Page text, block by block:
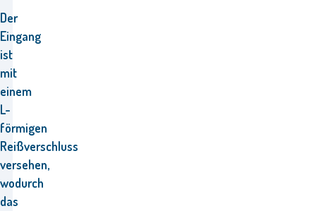
Der
Eingang
ist
mit
einem
L-
förmigen
Reißverschluss
versehen,
wodurch
das